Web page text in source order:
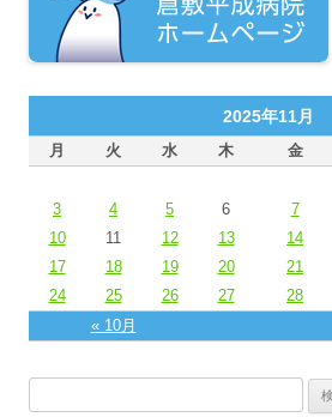
2025年11月
月 火 水 木 金
« 10月
3
4 5 6 7
10
11 12 13 14
17
18 19 20 21
24
25 26 27 28